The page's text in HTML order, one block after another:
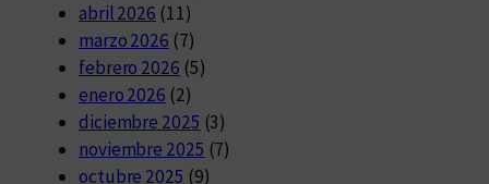
abril 2026 (11)
marzo 2026 (7)
febrero 2026 (5)
enero 2026 (2)
diciembre 2025 (3)
noviembre 2025 (7)
octubre 2025 (9)